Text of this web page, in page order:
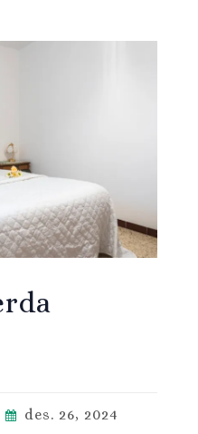
des. 26, 2024